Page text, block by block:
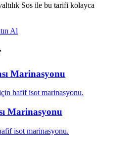
Sos ile bu tarifi kolayca
Al
Marinasyonu
hafif isot marinasyonu.
Marinasyonu
isot marinasyonu.